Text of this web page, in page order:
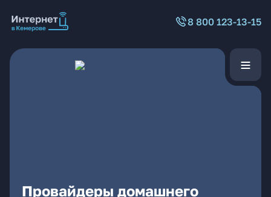
8 800 123-13-15
Провайдеры домашнего